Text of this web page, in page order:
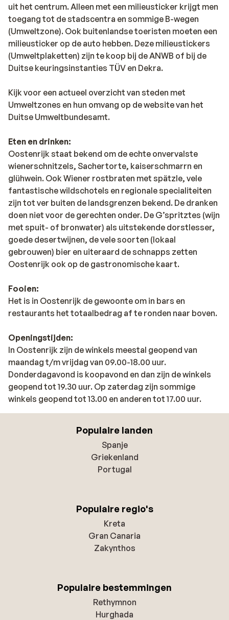
uit het centrum. Alleen met een milieusticker krijgt men
toegang tot de stadscentra en sommige B-wegen
(Umweltzone). Ook buitenlandse toeristen moeten een
milieusticker op de auto hebben. Deze milieustickers
(Umweltplaketten) zijn te koop bij de ANWB of bij de
Duitse keuringsinstanties TÜV en Dekra.
Kijk voor een actueel overzicht van steden met
Umweltzones en hun omvang op de website van het
Duitse Umweltbundesamt.
Eten en drinken:
Oostenrijk staat bekend om de echte onvervalste
wienerschnitzels, Sachertorte, kaiserschmarrn en
glühwein. Ook Wiener rostbraten met spätzle, vele
fantastische wildschotels en regionale specialiteiten
zijn tot ver buiten de landsgrenzen bekend. De dranken
doen niet voor de gerechten onder. De G’spritztes (wijn
met spuit- of bronwater) als uitstekende dorstlesser,
goede desertwijnen, de vele soorten (lokaal
gebrouwen) bier en uiteraard de schnapps zetten
Oostenrijk ook op de gastronomische kaart.
Fooien:
Het is in Oostenrijk de gewoonte om in bars en
restaurants het totaalbedrag af te ronden naar boven.
Openingstijden:
In Oostenrijk zijn de winkels meestal geopend van
maandag t/m vrijdag van 09.00-18.00 uur.
Donderdagavond is koopavond en dan zijn de winkels
geopend tot 19.30 uur. Op zaterdag zijn sommige
winkels geopend tot 13.00 en anderen tot 17.00 uur.
Populaire landen
Spanje
Griekenland
Portugal
Populaire regio's
Kreta
Gran Canaria
Zakynthos
Populaire bestemmingen
Rethymnon
Hurghada